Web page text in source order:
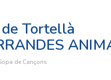
Tortellà
de Cançons